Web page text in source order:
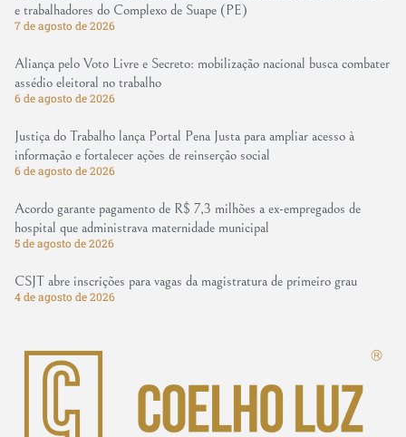
e trabalhadores do Complexo de Suape (PE)
7 de agosto de 2026
Aliança pelo Voto Livre e Secreto: mobilização nacional busca combater
assédio eleitoral no trabalho
6 de agosto de 2026
Justiça do Trabalho lança Portal Pena Justa para ampliar acesso à
informação e fortalecer ações de reinserção social
6 de agosto de 2026
Acordo garante pagamento de R$ 7,3 milhões a ex-empregados de
hospital que administrava maternidade municipal
5 de agosto de 2026
CSJT abre inscrições para vagas da magistratura de primeiro grau
4 de agosto de 2026